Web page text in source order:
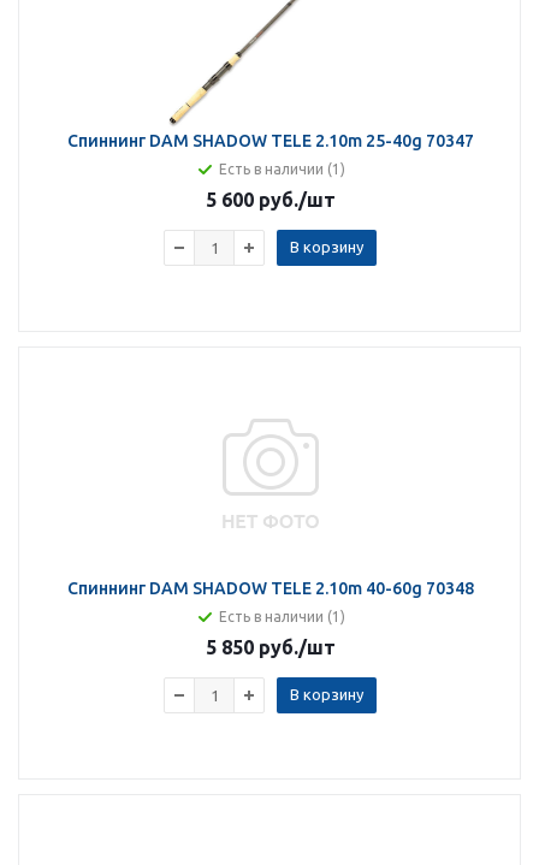
Спиннинг DAM SHADOW TELE 2.10m 25-40g 70347
Есть в наличии (1)
5 600 руб./шт
В корзину
Спиннинг DAM SHADOW TELE 2.10m 40-60g 70348
Есть в наличии (1)
5 850 руб./шт
В корзину